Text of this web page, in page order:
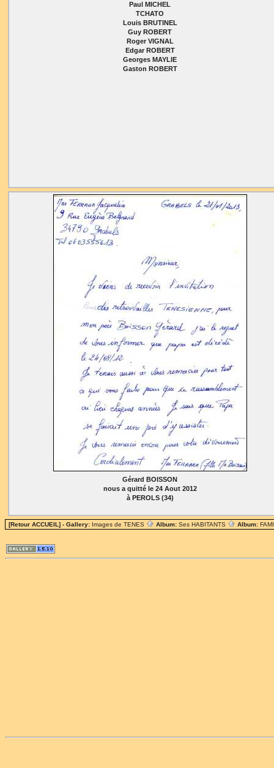
Paul MICHEL
TCHATO
Louis BRUTINEL
Guy ROBERT
Roger VIGNAL
Edgar ROBERT
Georges MAYLIE
Gaston ROBERT
Gérard BOISSON
nous a quitté le 24 Aout 2012
à PEROLS (34)
[Retour ACCUEIL] - Gallery: Images de TENES Album: Ses HABITANTS Album: